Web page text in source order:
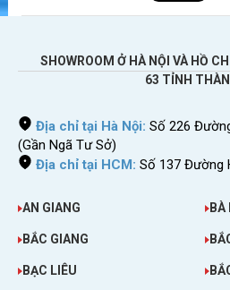
SHOWROOM Ở HÀ NỘI VÀ HỒ
63 TỈNH
Địa chỉ tại Hà Nội: Số 226
(Gần Ngã Tư Sở)
Địa chỉ tại HCM: Số 137 Đường
AN GIANG BÀ
BẮC GIANG
BẠC LIÊU